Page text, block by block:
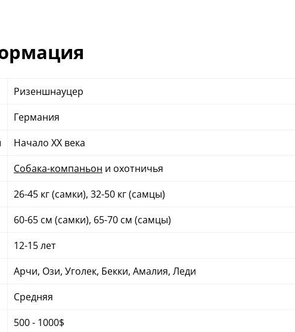
Ризеншнауцер
Германия
Начало ХХ века
Собака-компаньон и охотничья
26-45 кг (самки), 32-50 кг (самцы)
60-65 см (самки), 65-70 см (самцы)
12-15 лет
Арчи, Ози, Уголек, Бекки, Амалия, Леди
Средняя
500 - 1000$